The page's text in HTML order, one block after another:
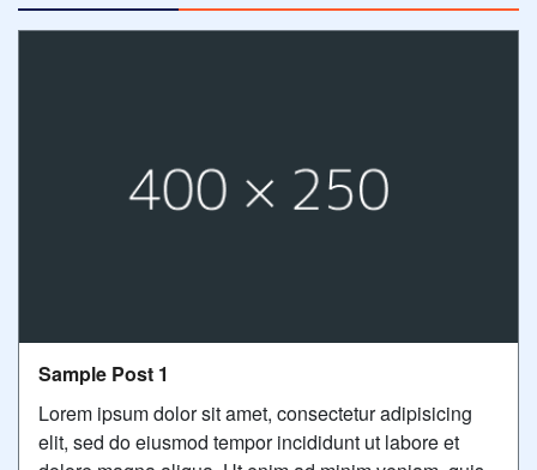
Sample Post 1
Lorem ipsum dolor sit amet, consectetur adipisicing
elit, sed do eiusmod tempor incididunt ut labore et